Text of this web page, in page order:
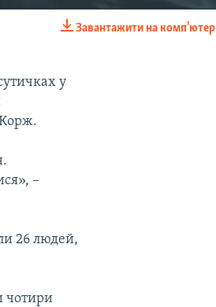
Завантажити на комп'ютер
у
–
26 людей,
чотири